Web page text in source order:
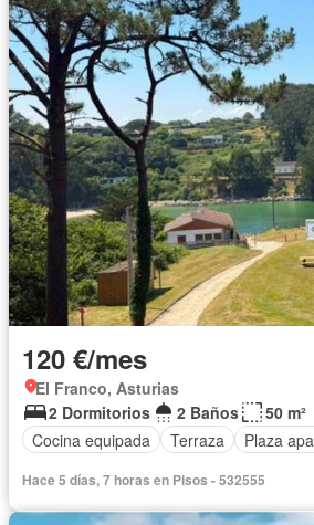
120 €/mes
El Franco, Asturias
2 Dormitorios
2 Baños
50 m²
Cocina equipada
Terraza Plaza
Hace 5 días, 7 horas en Pisos - 532555